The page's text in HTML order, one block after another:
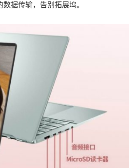
据传输，告别拓展坞。